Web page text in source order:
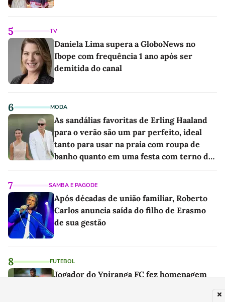
5 TV
Daniela Lima supera a GloboNews no
Ibope com frequência 1 ano após ser
demitida do canal
6 MODA
As sandálias favoritas de Erling Haaland
para o verão são um par perfeito, ideal
tanto para usar na praia com roupa de
banho quanto em uma festa com terno de
7 SAMBA E PAGODE
Após décadas de união familiar, Roberto
Carlos anuncia saída do filho de Erasmo
de sua gestão
8 FUTEBOL
Jogador do Ypiranga FC fez homenagem